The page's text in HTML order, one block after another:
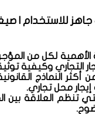
للاستخدام |
لكل من
التجاري وكيفية
أكثر النماذج
محل تجاري.
تنظم العلاقة بين